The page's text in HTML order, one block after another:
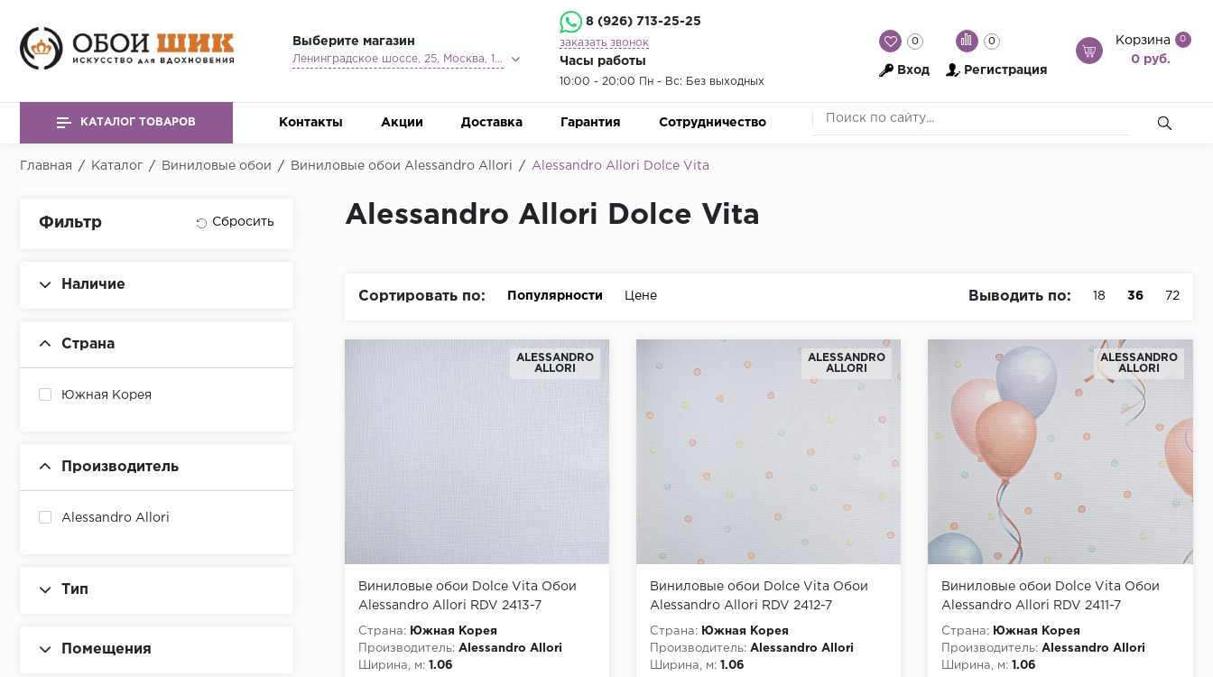
Выберите магазин
Ленинградское шоссе, 25, Москва, 125212
8 (926) 713-25-25
заказать звонок
Часы работы
10:00 - 20:00 Пн - Вс: Без выходных
0 0
Вход Регистрация
Корзина 0
0 руб.
КАТАЛОГ ТОВАРОВ Контакты Акции Доставка Гарантия Сотрудничество
Главная / Каталог / Виниловые обои / Виниловые обои Alessandro Allori / Alessandro Allori Dolce Vita
Фильтр
Наличие
Страна
Южная Корея
Производитель
Alessandro Allori
Тип
Помещения
Alessandro Allori Dolce Vita
Сортировать по: Популярности Цене Выводить по: 18 36 72
ALESSANDRO
ALLORI
Виниловые обои Dolce Vita Обои
Alessandro Allori RDV 2413-7
Страна:
Южная Корея
Производитель: Alessandro Allori
Ширина, м:
1.06
ALESSANDRO
ALLORI
Виниловые обои Dolce Vita Обои
Alessandro Allori RDV 2412-7
Страна:
Южная Корея
Производитель: Alessandro Allori
Ширина, м:
1.06
ALESSANDRO
ALLORI
Виниловые обои Dolce Vita Обои
Alessandro Allori RDV 2411-7
Страна:
Южная Корея
Производитель: Alessandro Allori
Ширина, м:
1.06